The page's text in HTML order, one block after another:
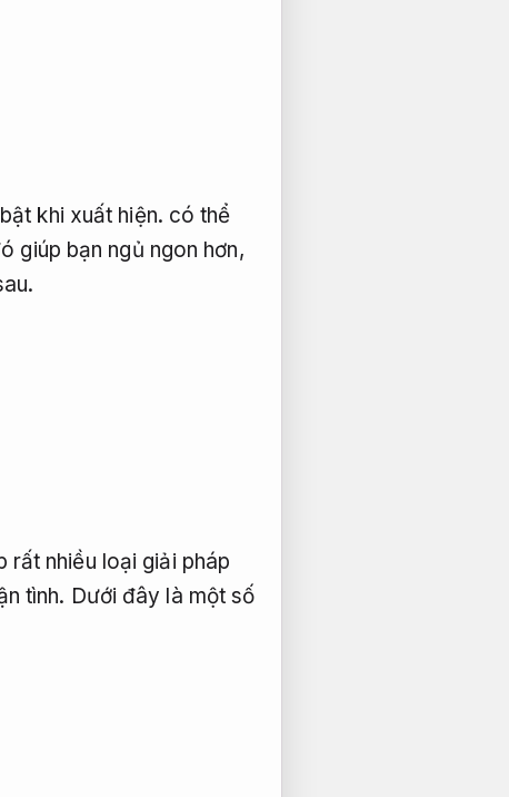
khi xuất hiện. có thể
giúp bạn ngủ ngon hơn,
rất nhiều loại giải pháp
tình. Dưới đây là một số